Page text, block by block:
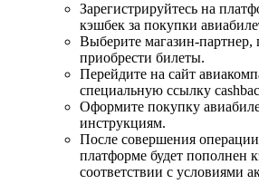
Зарегистрируйтесь на
кэшбек за покупки
Выберите магазин-партнер,
приобрести билеты.
Перейдите на сайт
специальную ссылку
Оформите покупку
инструкциям.
После совершения
платформе будет пополнен
соответствии с условиями